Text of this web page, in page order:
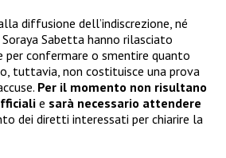
diffusione dell’indiscrezione, né
Sabetta hanno rilasciato
per confermare o smentire quanto
tuttavia, non costituisce una prova
Per il momento non risultano
e sarà necessario attendere
dei diretti interessati per chiarire la